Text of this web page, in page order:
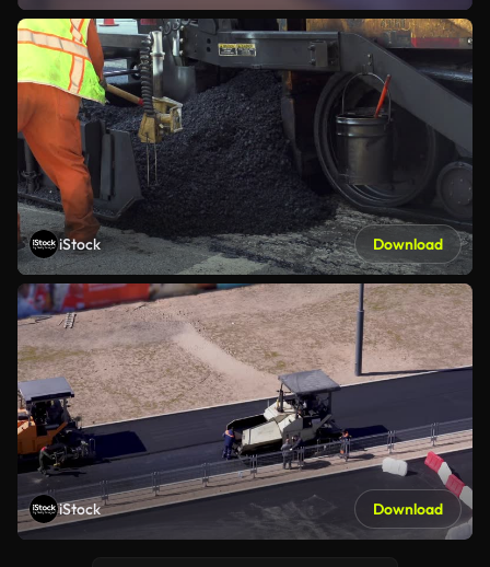
iStock Download
iStock Download